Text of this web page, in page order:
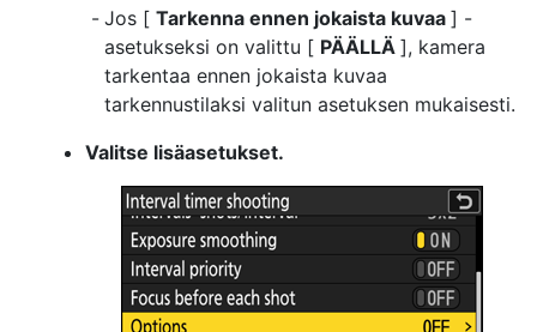
Jos [ Tarkenna ennen jokaista kuvaa ] -
asetukseksi on valittu [ PÄÄLLÄ ], kamera
tarkentaa ennen jokaista kuvaa
tarkennustilaksi valitun asetuksen mukaisesti.
Valitse lisäasetukset.